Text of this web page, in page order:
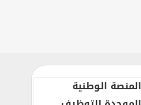
المنصة الوطنية